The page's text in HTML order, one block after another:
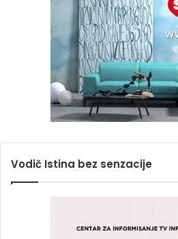
Vodič Istina bez senzacije